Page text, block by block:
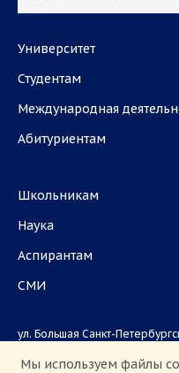
Университет
Студентам
Международная
Абитуриентам
Школьникам
Наука
Аспирантам
СМИ
ул. Большая Санкт-
Мы используем файлы